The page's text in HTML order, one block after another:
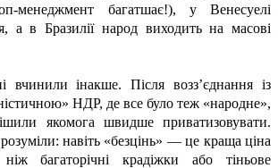
менеджмент багатшає!), у Венесуелі
а в Бразилії народ виходить на масові
інакше. Після возз’єднання із
НДР, де все було теж «народне»,
якомога швидше приватизовувати.
навіть «безцінь» — це краща ціна
ніж багаторічні крадіжки або тіньове